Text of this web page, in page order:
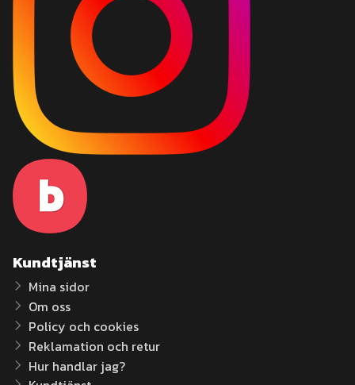
Kundtjänst
Mina sidor
Om oss
Policy och cookies
Reklamation och retur
Hur handlar jag?